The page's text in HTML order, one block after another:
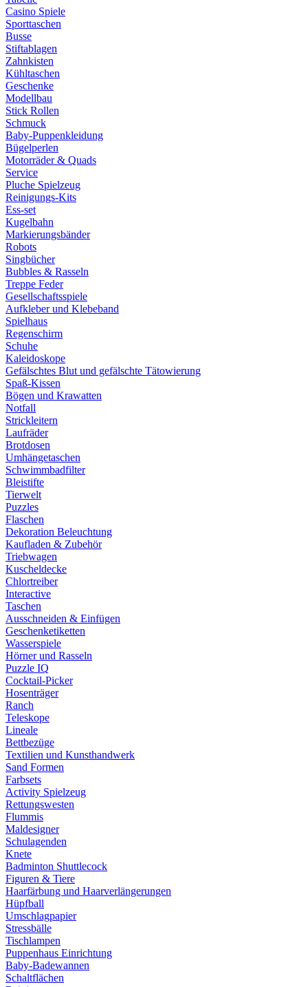
Casino Spiele
Sporttaschen
Busse
Stiftablagen
Zahnkisten
Kühltaschen
Geschenke
Modellbau
Stick Rollen
Schmuck
Baby-Puppenkleidung
Bügelperlen
Motorräder & Quads
Service
Pluche Spielzeug
Reinigungs-Kits
Ess-set
Kugelbahn
Markierungsbänder
Robots
Singbücher
Bubbles & Rasseln
Treppe Feder
Gesellschaftsspiele
Aufkleber und Klebeband
Spielhaus
Regenschirm
Schuhe
Kaleidoskope
Gefälschtes Blut und gefälschte Tätowierung
Spaß-Kissen
Bögen und Krawatten
Notfall
Strickleitern
Laufräder
Brotdosen
Umhängetaschen
Schwimmbadfilter
Bleistifte
Tierwelt
Puzzles
Flaschen
Dekoration Beleuchtung
Kaufladen & Zubehör
Triebwagen
Kuscheldecke
Chlortreiber
Interactive
Taschen
Ausschneiden & Einfügen
Geschenketiketten
Wasserspiele
Hörner und Rasseln
Puzzle IQ
Cocktail-Picker
Hosenträger
Ranch
Teleskope
Lineale
Bettbezüge
Textilien und Kunsthandwerk
Sand Formen
Farbsets
Activity Spielzeug
Rettungswesten
Flummis
Maldesigner
Schulagenden
Knete
Badminton Shuttlecock
Figuren & Tiere
Haarfärbung und Haarverlängerungen
Hüpfball
Umschlagpapier
Stressbälle
Tischlampen
Puppenhaus Einrichtung
Baby-Badewannen
Schaltflächen